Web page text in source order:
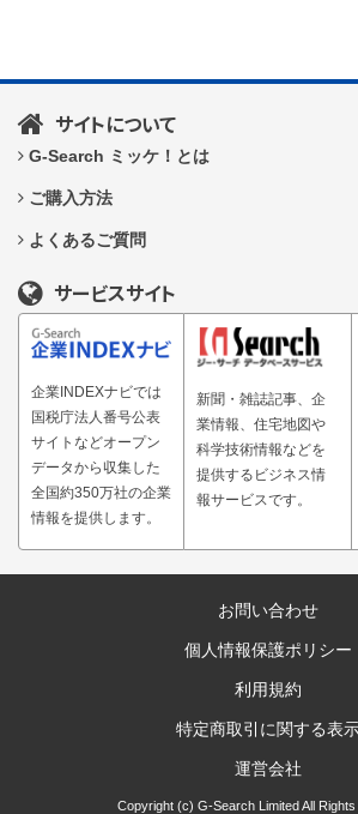
サイトについて
G-Search ミッケ！とは
ご購入方法
よくあるご質問
サービスサイト
企業INDEXナビでは
国税庁法人番号公表
サイトなどオープン
データから収集した
全国約350万社の企業
情報を提供します。
新聞・雑誌記事、企
業情報、住宅地図や
科学技術情報などを
提供するビジネス情
報サービスです。
お問い合わせ
個人情報保護ポリシー
利用規約
特定商取引に関する表
運営会社
Copyright (c) G-Search Limited All Rights